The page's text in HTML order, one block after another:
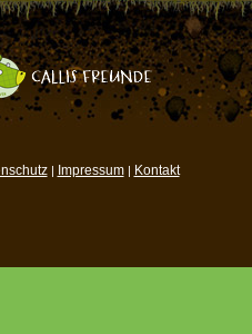
| Impressum| Kontakt